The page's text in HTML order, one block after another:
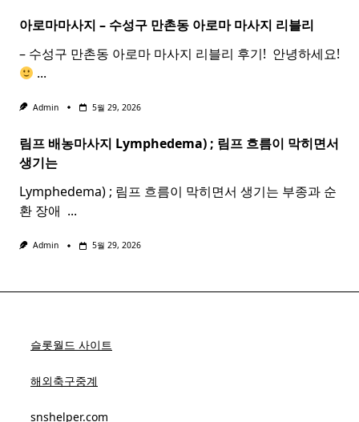
아로마마사지 – 수성구 만촌동 아로마 마사지 리블리
– 수성구 만촌동 아로마 마사지 리블리 후기! ​ 안녕하세요!
...
Admin 5월 29, 2026
림프 배농마사지 Lymphedema) ; 림프 흐름이 막히면서
생기는
Lymphedema) ; 림프 흐름이 막히면서 생기는 부종과 순
환 장애 ​ ...
Admin 5월 29, 2026
슬롯월드 사이트
해외축구중계
snshelper.com